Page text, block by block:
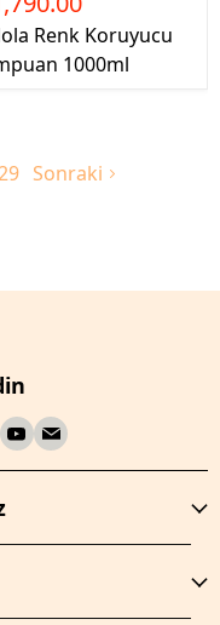
Renk Koruyucu
1000ml
Sonraki